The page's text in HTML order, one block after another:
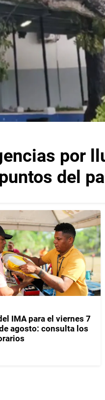
por
del
IMA para el viernes 7
agosto: consulta los